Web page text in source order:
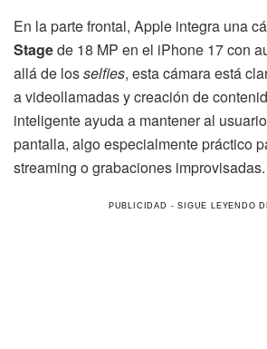
En la parte frontal, Apple integra una
Stagede 18 MP en el iPhone 17 con
allá de losselfies, esta cámara está
a videollamadas y creación de
inteligente ayuda a mantener al
pantalla, algo especialmente práctico
streaming o grabaciones improvisadas.